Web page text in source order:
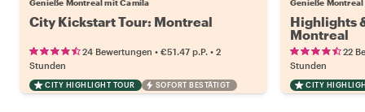
Genieße Montreal mit Camila
City Kickstart Tour: Montreal
24 Bewertungen • €51.47 p.P. • 2
Stunden
CITY HIGHLIGHT TOUR SOFORT BESTÄTIGT
Genieße
Highlights
Montreal
22
Stunden
CITY